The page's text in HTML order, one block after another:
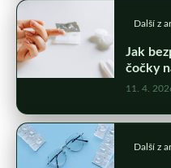
Další z
Jak
čočky
11. 4.
Další z